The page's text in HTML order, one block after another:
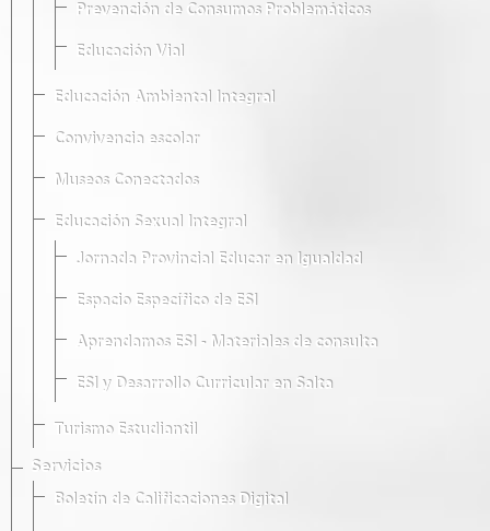
Prevención de Consumos Problemáticos
Educación Vial
Educación Ambiental Integral
Convivencia escolar
Museos Conectados
Educación Sexual Integral
Jornada Provincial Educar en Igualdad
Espacio Específico de ESI
Aprendamos ESI - Materiales de consulta
ESI y Desarrollo Curricular en Salta
Turismo Estudiantil
Servicios
Boletín de Calificaciones Digital